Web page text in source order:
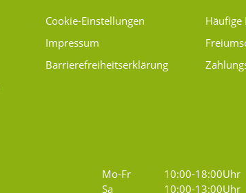
Cookie-Einstellungen
Impressum
Barrierefreiheitserklärung
Häufige
Mo-Fr
10:00-18:00Uhr
Sa
10:00-13:00Uhr